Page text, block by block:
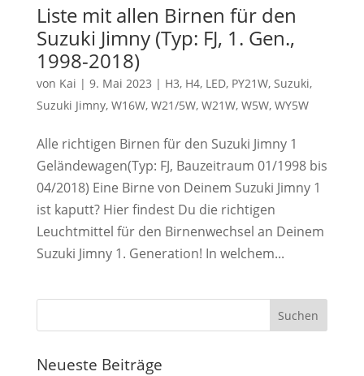
Liste mit allen Birnen für den
Suzuki Jimny (Typ: FJ, 1. Gen.,
1998-2018)
von Kai | 9. Mai 2023 | H3, H4, LED, PY21W, Suzuki,
Suzuki Jimny, W16W, W21/5W, W21W, W5W, WY5W
Alle richtigen Birnen für den Suzuki Jimny 1
Geländewagen(Typ: FJ, Bauzeitraum 01/1998 bis
04/2018) Eine Birne von Deinem Suzuki Jimny 1
ist kaputt? Hier findest Du die richtigen
Leuchtmittel für den Birnenwechsel an Deinem
Suzuki Jimny 1. Generation! In welchem...
Neueste Beiträge